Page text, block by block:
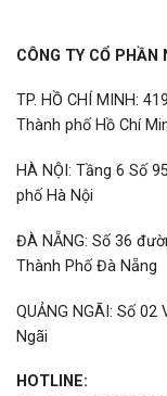
CÔNG TY CỔ PHẦN
TP. HỒ CHÍ MINH:
Thành phố Hồ Chí
HÀ NỘI: Tầng 6 Số
phố Hà Nội
ĐÀ NẴNG: Số 36
Thành Phố Đà Nẵng
QUẢNG NGÃI: Số
Ngãi
HOTLINE: